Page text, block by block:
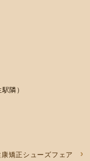
隣）
康矯正シューズフェア